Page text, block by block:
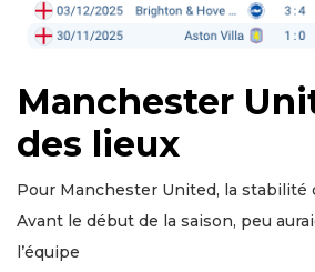
Manchester
des lieux
Pour Manchester United, la stabilité
Avant le début de la saison, peu
l’équipe